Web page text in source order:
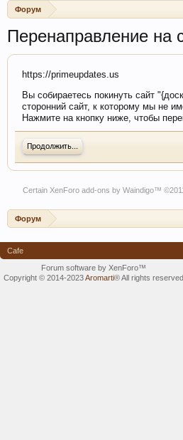
Форум
Перенаправление на
https://primeupdates.us
Вы собираетесь покинуть сайт
сторонний сайт, к которому мы не
Нажмите на кнопку ниже, чтобы
Продолжить...
Certain XenForo add-ons by Waindigo™
Форум
Cafe
Forum software by XenForo™
Copyright © 2014-2023Aromarti®All rights reserved